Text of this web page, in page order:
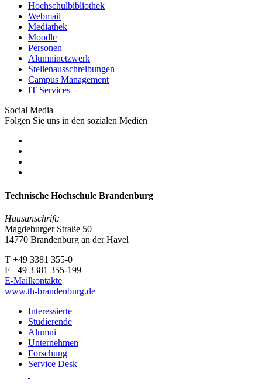
Hochschulbibliothek
Webmail
Mediathek
Moodle
Personen
Alumninetzwerk
Stellenausschreibungen
Campus Management
IT Services
Social Media
Folgen Sie uns in den sozialen Medien
Technische Hochschule Brandenburg
Hausanschrift:
Magdeburger Straße 50
14770 Brandenburg an der Havel
T +49 3381 355-0
F +49 3381 355-199
E-Mailkontakte
www.th-brandenburg.de
Interessierte
Studierende
Alumni
Unternehmen
Forschung
Service Desk